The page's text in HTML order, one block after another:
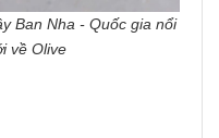
Ban Nha - Quốc gia nổi
về Olive